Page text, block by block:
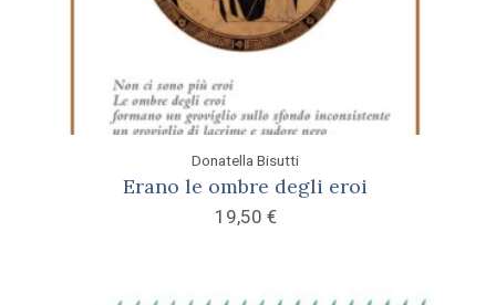
Donatella Bisutti
Erano le ombre degli eroi
19,50 €